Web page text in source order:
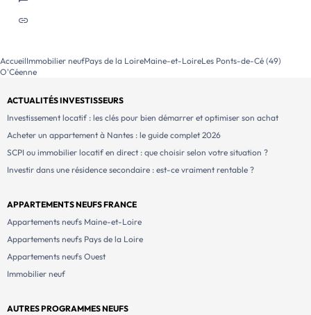
AccueilImmobilier neufPays de la LoireMaine-et-LoireLes Ponts-de-Cé (49)
O'Céenne
ACTUALITÉS INVESTISSEURS
Investissement locatif : les clés pour bien démarrer et optimiser son achat
Acheter un appartement à Nantes : le guide complet 2026
SCPI ou immobilier locatif en direct : que choisir selon votre situation ?
Investir dans une résidence secondaire : est-ce vraiment rentable ?
APPARTEMENTS NEUFS FRANCE
Appartements neufs Maine-et-Loire
Appartements neufs Pays de la Loire
Appartements neufs Ouest
Immobilier neuf
AUTRES PROGRAMMES NEUFS